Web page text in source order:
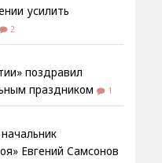
усилить
2
поздравил
праздником
1
Евгений Самсонов